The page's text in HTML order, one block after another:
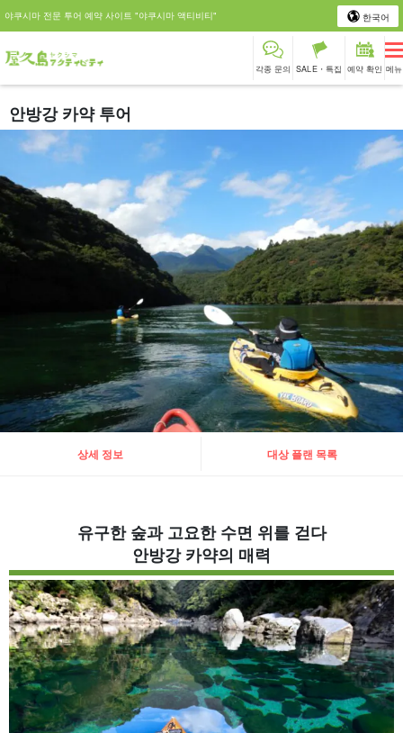
야쿠시마 전문 투어 예약 사이트 "야쿠시마 액티비티" 한국어
각종 문의 SALE・특집 예약 확인 메뉴
안방강 카약 투어
상세 정보 대상 플랜 목록
유구한 숲과 고요한 수면 위를 걷다
안방강 카약의 매력